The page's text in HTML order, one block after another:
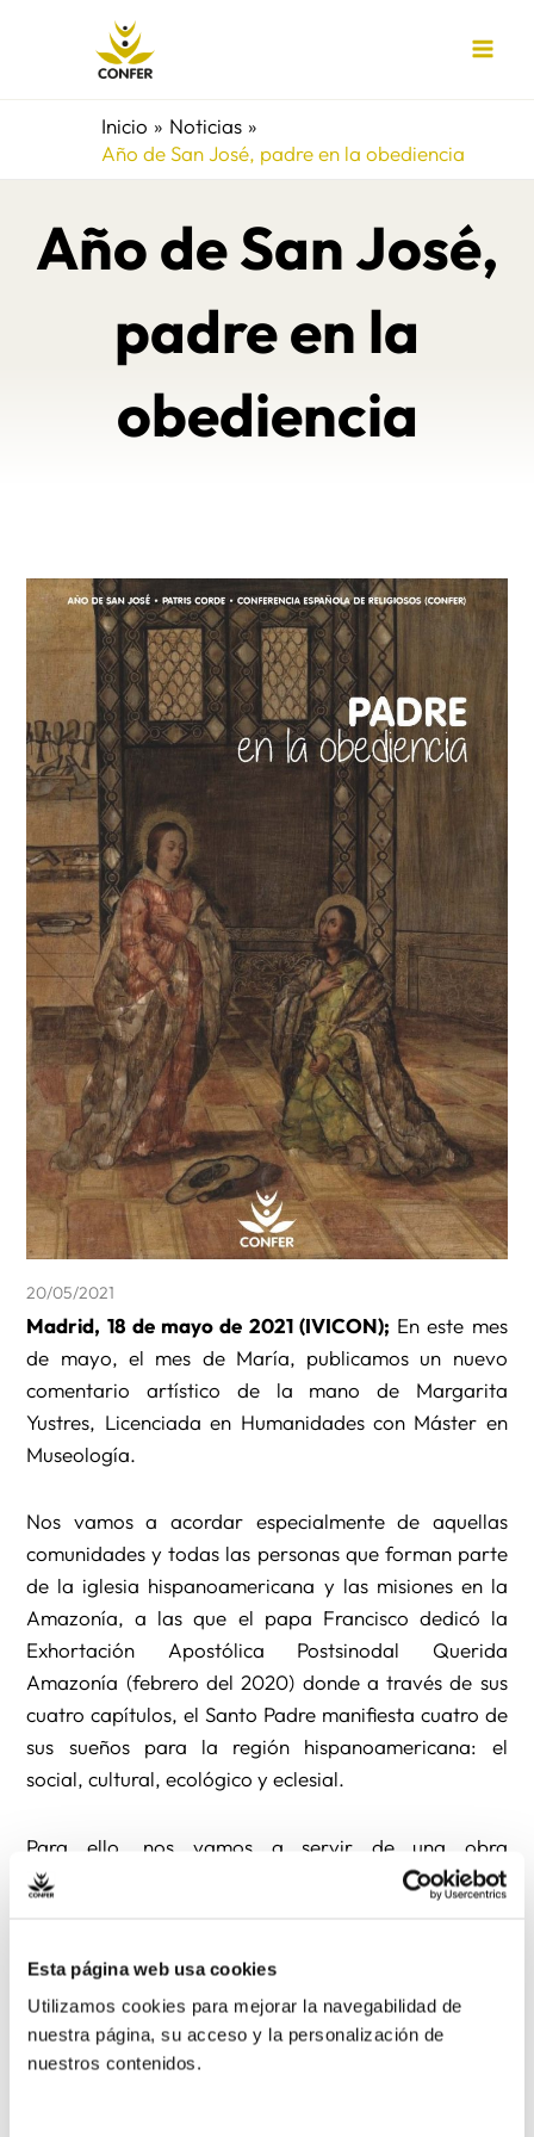
Esta página web usa cookies
Utilizamos cookies para mejorar la navegabilidad de
nuestra página, su acceso y la personalización de
nuestros contenidos.
Inicio
Noticias
Año de San José, padre en la obediencia
Año de San José,
padre en la
obediencia
20/05/2021
Madrid, 18 de mayo de 2021 (IVICON); En este mes
de mayo, el mes de María, publicamos un nuevo
comentario artístico de la mano de Margarita
Yustres, Licenciada en Humanidades con Máster en
Museología.
Nos vamos a acordar especialmente de aquellas
comunidades y todas las personas que forman parte
de la iglesia hispanoamericana y las misiones en la
Amazonía, a las que el papa Francisco dedicó la
Exhortación Apostólica Postsinodal Querida
Amazonía (febrero del 2020) donde a través de sus
cuatro capítulos, el Santo Padre manifiesta cuatro de
sus sueños para la región hispanoamericana: el
social, cultural, ecológico y eclesial.
Para ello, nos vamos a servir de una obra
excepcional, cuya procedencia es, precisamente,
realizada con la técnica del enconchado,
característica del Virreinato de Nueva España desde
el siglo XVII y que se conserva en el Museo de
América, de Madrid.